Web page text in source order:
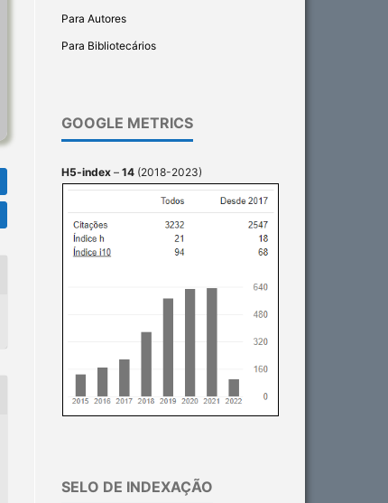
Para Autores
Para Bibliotecários
GOOGLE METRICS
H5-index – 14 (2018-2023)
SELO DE INDEXAÇÃO